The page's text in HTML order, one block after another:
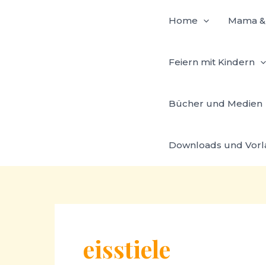
Home Mama
Feiern mit Kindern
Bücher und Medien
Downloads und
eisstiele